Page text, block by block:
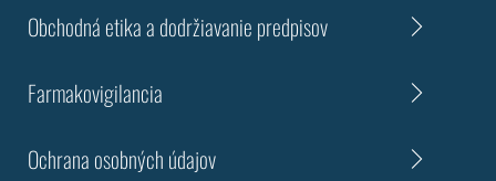
Obchodná etika a dodržiavanie predpisov
Farmakovigilancia
Ochrana osobných údajov